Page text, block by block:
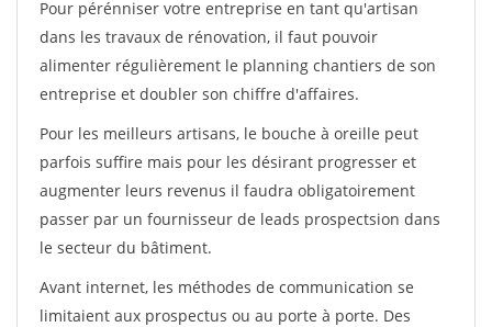
Pour pérénniser votre entreprise en tant qu'artisan
dans les travaux de rénovation, il faut pouvoir
alimenter régulièrement le planning chantiers de son
entreprise et doubler son chiffre d'affaires.
Pour les meilleurs artisans, le bouche à oreille peut
parfois suffire mais pour les désirant progresser et
augmenter leurs revenus il faudra obligatoirement
passer par un fournisseur de leads prospectsion dans
le secteur du bâtiment.
Avant internet, les méthodes de communication se
limitaient aux prospectus ou au porte à porte. Des